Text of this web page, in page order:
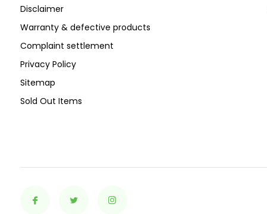
Disclaimer
Warranty & defective products
Complaint settlement
Privacy Policy
Sitemap
Sold Out Items